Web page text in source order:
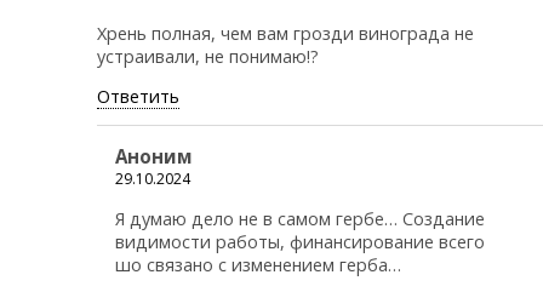
Хрень полная, чем вам грозди винограда не
устраивали, не понимаю!?
Ответить
Аноним
29.10.2024
Я думаю дело не в самом гербе… Создание
видимости работы, финансирование всего
шо связано с изменением герба…